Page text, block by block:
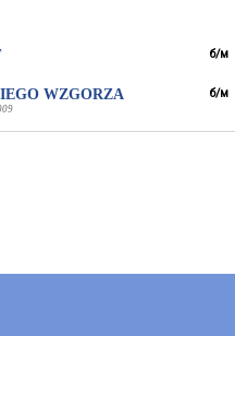
б/м
WZGORZA б/м